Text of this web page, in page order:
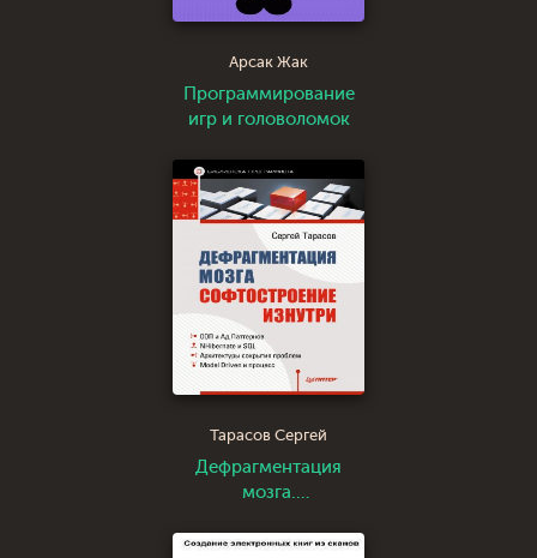
Арсак Жак
Программирование
игр и головоломок
Тарасов Сергей
Дефрагментация
мозга.
изнутри